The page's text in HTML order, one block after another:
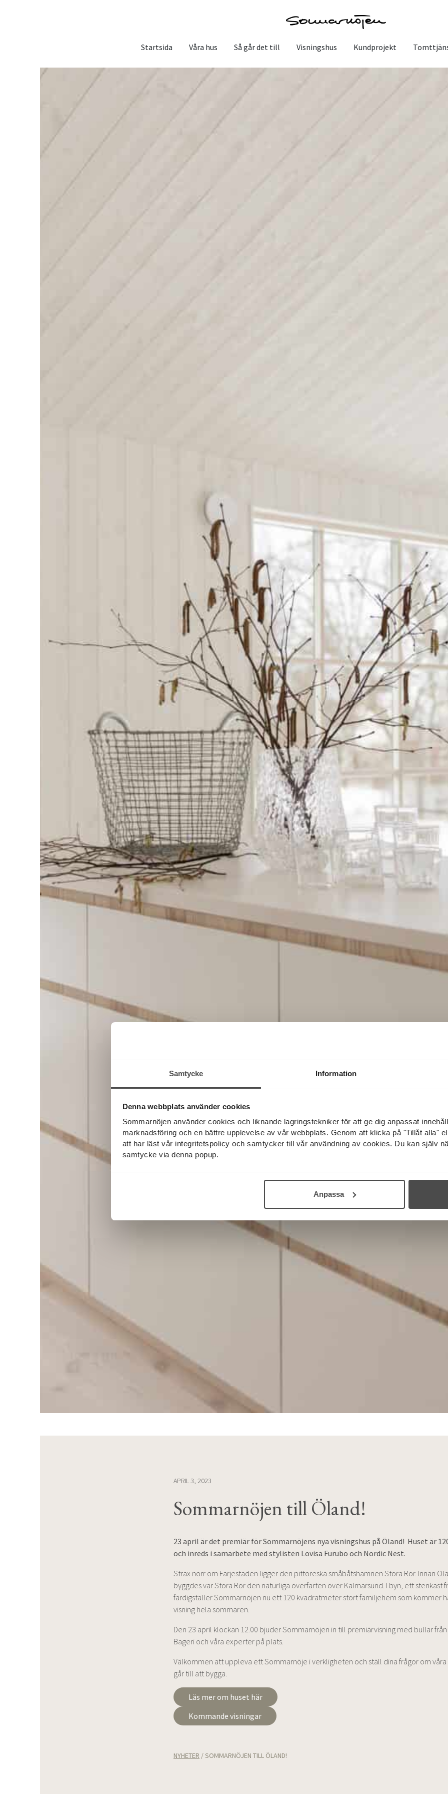
Samtycke Information
Denna webbplats använder cookies
Sommarnöjen använder cookies och liknande lagringstekniker för att ge dig anpassat
marknadsföring och en bättre upplevelse av vår webbplats. Genom att klicka på "Tillåt alla"
att har läst vår integritetspolicy och samtycker till vår användning av cookies. Du kan själv
samtycke via denna popup.
Anpassa
Startsida Våra hus Så går det till Visningshus Kundprojekt
APRIL 3, 2023
Sommarnöjen till Öland!
23 april är det premiär för Sommarnöjens nya visningshus på Öland! Huset är
och inreds i samarbete med stylisten Lovisa Furubo och Nordic Nest.
Strax norr om Färjestaden ligger den pittoreska småbåtshamnen Stora Rör. Innan
byggdes var Stora Rör den naturliga överfarten över Kalmarsund. I byn, ett stenkast
färdigställer Sommarnöjen nu ett 120 kvadratmeter stort familjehem som kommer
visning hela sommaren.
Den 23 april klockan 12.00 bjuder Sommarnöjen in till premiärvisning med bullar
Bageri och våra experter på plats.
Välkommen att uppleva ett Sommarnöje i verkligheten och ställ dina frågor om våra
går till att bygga.
Läs mer om huset här
Kommande visningar
NYHETER /SOMMARNÖJEN TILL ÖLAND!